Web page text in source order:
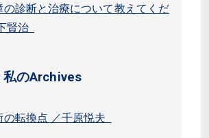
の診断と治療について教えてくだ
賢治
私のArchives
の転換点 ／千原悦夫